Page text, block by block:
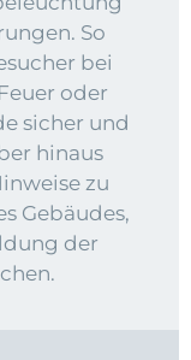
So
bei
oder
sicher und
hinaus
zu
Gebäudes,
der